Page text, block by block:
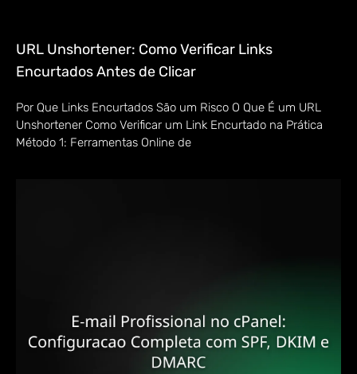
URL Unshortener: Como Verificar Links
Encurtados Antes de Clicar
Por Que Links Encurtados São um Risco O Que É um URL
Unshortener Como Verificar um Link Encurtado na Prática
Método 1: Ferramentas Online de